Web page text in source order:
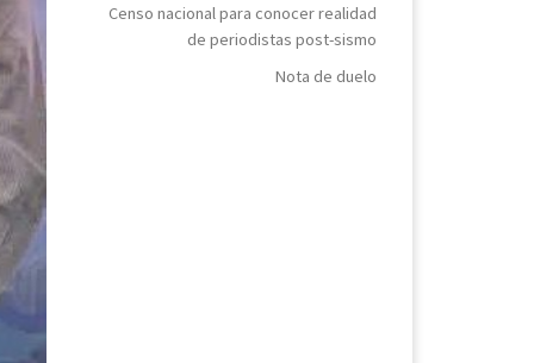
Censo nacional para conocer realidad
de periodistas post-sismo
Nota de duelo